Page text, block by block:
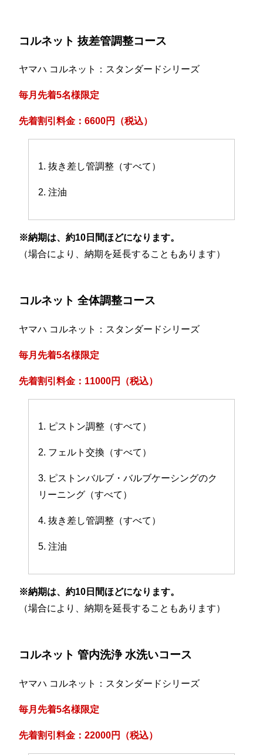
コルネット 抜差管調整コース
ヤマハ コルネット：スタンダードシリーズ
毎月先着5名様限定
先着割引料金：6600円（税込）
1. 抜き差し管調整（すべて）
2. 注油
※納期は、約10日間ほどになります。
（場合により、納期を延長することもあります）
コルネット 全体調整コース
ヤマハ コルネット：スタンダードシリーズ
毎月先着5名様限定
先着割引料金：11000円（税込）
1. ピストン調整（すべて）
2. フェルト交換（すべて）
3. ピストンバルブ・バルブケーシングのク
リーニング（すべて）
4. 抜き差し管調整（すべて）
5. 注油
※納期は、約10日間ほどになります。
（場合により、納期を延長することもあります）
コルネット 管内洗浄 水洗いコース
ヤマハ コルネット：スタンダードシリーズ
毎月先着5名様限定
先着割引料金：22000円（税込）